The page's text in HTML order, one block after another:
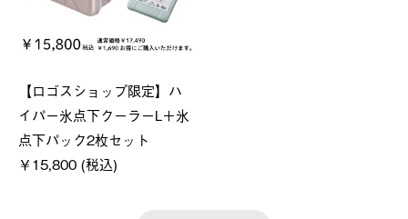
【ロゴスショップ限定】ハ
イパー氷点下クーラーL＋氷
点下パック2枚セット
￥15,800 (税込)